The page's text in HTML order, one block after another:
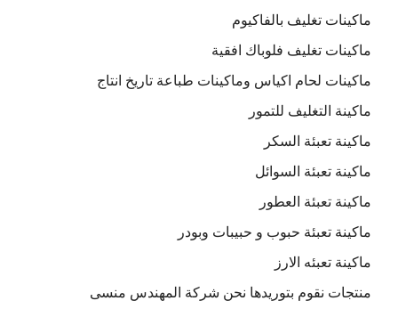
ماكينات تغليف بالفاكيوم
ماكينات تغليف فلوباك افقية
ماكينات لحام اكياس وماكينات طباعة تاريخ انتاج
ماكينة التغليف للتمور
ماكينة تعبئة السكر
ماكينة تعبئة السوائل
ماكينة تعبئة العطور
ماكينة تعبئة حبوب و حبيبات وبودر
ماكينة تعبئه الارز
منتجات نقوم بتوريدها نحن شركة المهندس منسى